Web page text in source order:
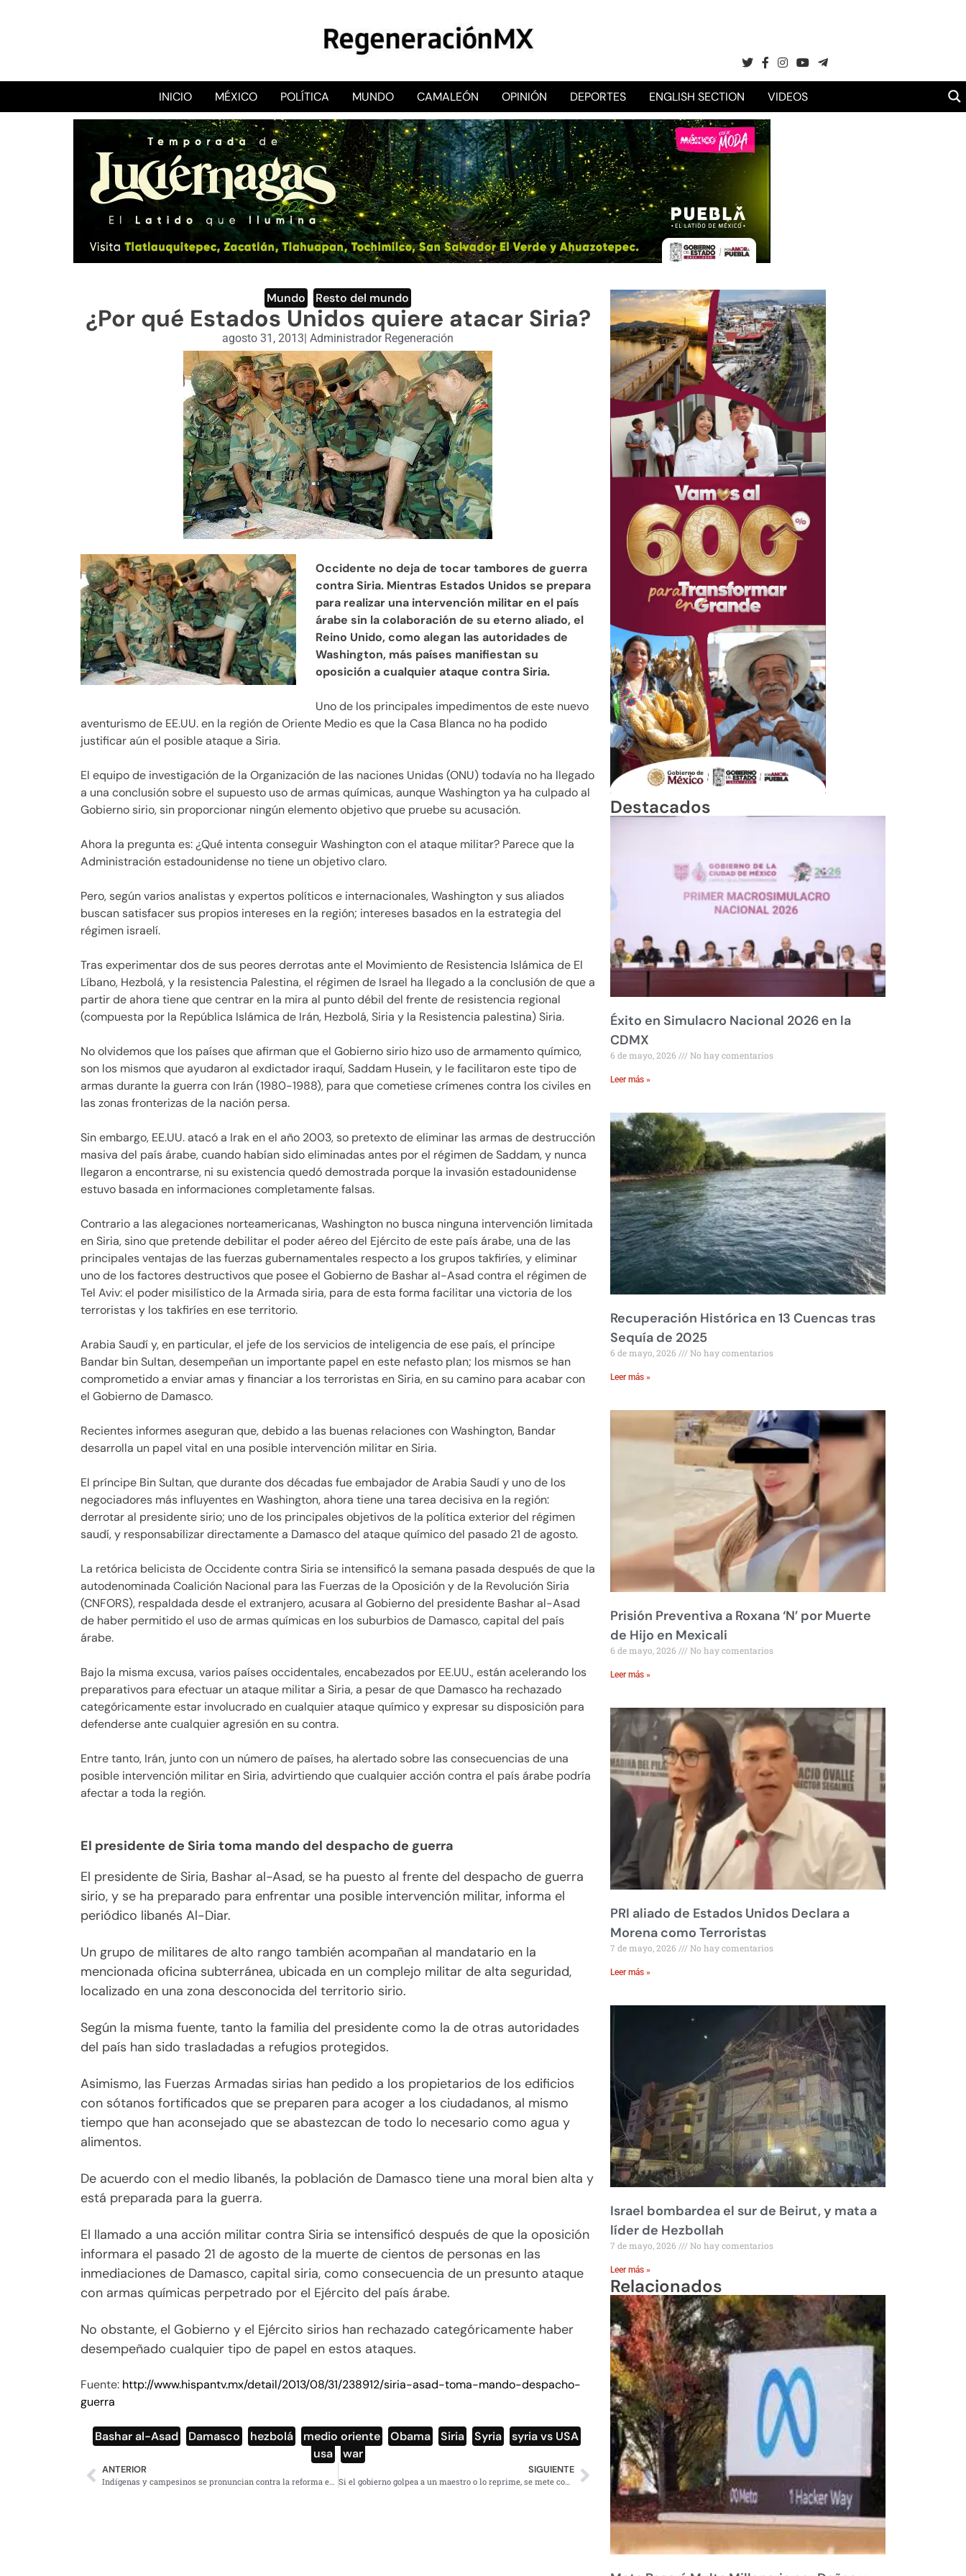
RegeneraciónMX
Sitio de noticias libre e independiente
INICIO MÉXICO POLÍTICA MUNDO CAMALEÓN OPINIÓN DEPORTES ENGLISH SECTION VIDEOS
Mundo Resto del mundo
¿Por qué Estados Unidos quiere atacar Siria?
agosto 31, 2013 Administrador Regeneración
Occidente no deja de tocar tambores de guerra
contra Siria. Mientras Estados Unidos se prepara
para realizar una intervención militar en el país
árabe sin la colaboración de su eterno aliado, el
Reino Unido, como alegan las autoridades de
Washington, más países manifiestan su
oposición a cualquier ataque contra Siria.
Uno de los principales impedimentos de este nuevo
aventurismo de EE.UU. en la región de Oriente Medio es que la Casa Blanca no ha podido
justificar aún el posible ataque a Siria.
El equipo de investigación de la Organización de las naciones Unidas (ONU) todavía no ha llegado
a una conclusión sobre el supuesto uso de armas químicas, aunque Washington ya ha culpado al
Gobierno sirio, sin proporcionar ningún elemento objetivo que pruebe su acusación.
Ahora la pregunta es: ¿Qué intenta conseguir Washington con el ataque militar? Parece que la
Administración estadounidense no tiene un objetivo claro.
Pero, según varios analistas y expertos políticos e internacionales, Washington y sus aliados
buscan satisfacer sus propios intereses en la región; intereses basados en la estrategia del
régimen israelí.
Tras experimentar dos de sus peores derrotas ante el Movimiento de Resistencia Islámica de El
Líbano, Hezbolá, y la resistencia Palestina, el régimen de Israel ha llegado a la conclusión de que a
partir de ahora tiene que centrar en la mira al punto débil del frente de resistencia regional
(compuesta por la República Islámica de Irán, Hezbolá, Siria y la Resistencia palestina) Siria.
No olvidemos que los países que afirman que el Gobierno sirio hizo uso de armamento químico,
son los mismos que ayudaron al exdictador iraquí, Saddam Husein, y le facilitaron este tipo de
armas durante la guerra con Irán (1980-1988), para que cometiese crímenes contra los civiles en
las zonas fronterizas de la nación persa.
Sin embargo, EE.UU. atacó a Irak en el año 2003, so pretexto de eliminar las armas de destrucción
masiva del país árabe, cuando habían sido eliminadas antes por el régimen de Saddam, y nunca
llegaron a encontrarse, ni su existencia quedó demostrada porque la invasión estadounidense
estuvo basada en informaciones completamente falsas.
Contrario a las alegaciones norteamericanas, Washington no busca ninguna intervención limitada
en Siria, sino que pretende debilitar el poder aéreo del Ejército de este país árabe, una de las
principales ventajas de las fuerzas gubernamentales respecto a los grupos takfiríes, y eliminar
uno de los factores destructivos que posee el Gobierno de Bashar al-Asad contra el régimen de
Tel Aviv: el poder misilístico de la Armada siria, para de esta forma facilitar una victoria de los
terroristas y los takfiríes en ese territorio.
Arabia Saudí y, en particular, el jefe de los servicios de inteligencia de ese país, el príncipe
Bandar bin Sultan, desempeñan un importante papel en este nefasto plan; los mismos se han
comprometido a enviar amas y financiar a los terroristas en Siria, en su camino para acabar con
el Gobierno de Damasco.
Recientes informes aseguran que, debido a las buenas relaciones con Washington, Bandar
desarrolla un papel vital en una posible intervención militar en Siria.
El príncipe Bin Sultan, que durante dos décadas fue embajador de Arabia Saudí y uno de los
negociadores más influyentes en Washington, ahora tiene una tarea decisiva en la región:
derrotar al presidente sirio; uno de los principales objetivos de la política exterior del régimen
saudí, y responsabilizar directamente a Damasco del ataque químico del pasado 21 de agosto.
La retórica belicista de Occidente contra Siria se intensificó la semana pasada después de que la
autodenominada Coalición Nacional para las Fuerzas de la Oposición y de la Revolución Siria
(CNFORS), respaldada desde el extranjero, acusara al Gobierno del presidente Bashar al-Asad
de haber permitido el uso de armas químicas en los suburbios de Damasco, capital del país
árabe.
Bajo la misma excusa, varios países occidentales, encabezados por EE.UU., están acelerando los
preparativos para efectuar un ataque militar a Siria, a pesar de que Damasco ha rechazado
categóricamente estar involucrado en cualquier ataque químico y expresar su disposición para
defenderse ante cualquier agresión en su contra.
Entre tanto, Irán, junto con un número de países, ha alertado sobre las consecuencias de una
posible intervención militar en Siria, advirtiendo que cualquier acción contra el país árabe podría
afectar a toda la región.
El presidente de Siria toma mando del despacho de guerra
El presidente de Siria, Bashar al-Asad, se ha puesto al frente del despacho de guerra
sirio, y se ha preparado para enfrentar una posible intervención militar, informa el
periódico libanés Al-Diar.
Un grupo de militares de alto rango también acompañan al mandatario en la
mencionada oficina subterránea, ubicada en un complejo militar de alta seguridad,
localizado en una zona desconocida del territorio sirio.
Según la misma fuente, tanto la familia del presidente como la de otras autoridades
del país han sido trasladadas a refugios protegidos.
Asimismo, las Fuerzas Armadas sirias han pedido a los propietarios de los edificios
con sótanos fortificados que se preparen para acoger a los ciudadanos, al mismo
tiempo que han aconsejado que se abastezcan de todo lo necesario como agua y
alimentos.
De acuerdo con el medio libanés, la población de Damasco tiene una moral bien alta y
está preparada para la guerra.
El llamado a una acción militar contra Siria se intensificó después de que la oposición
informara el pasado 21 de agosto de la muerte de cientos de personas en las
inmediaciones de Damasco, capital siria, como consecuencia de un presunto ataque
con armas químicas perpetrado por el Ejército del país árabe.
No obstante, el Gobierno y el Ejército sirios han rechazado categóricamente haber
desempeñado cualquier tipo de papel en estos ataques.
Fuente: http://www.hispantv.mx/detail/2013/08/31/238912/siria-asad-toma-mando-despacho-
guerra
Bashar al-Asad Damasco hezbolá medio oriente Obama Siria Syria syria vs USA
usa
war
ANTERIOR
Indígenas y campesinos se pronuncian contra la reforma energética
SIGUIENTE
Si el gobierno golpea a un maestro o lo reprime, se mete con todo Oaxaca
Destacados
Éxito en Simulacro Nacional 2026 en la
CDMX
6 de mayo, 2026 No hay comentarios
Leer más »
Recuperación Histórica en 13 Cuencas tras
Sequía de 2025
6 de mayo, 2026 No hay comentarios
Leer más »
Prisión Preventiva a Roxana ‘N’ por Muerte
de Hijo en Mexicali
6 de mayo, 2026 No hay comentarios
Leer más »
PRI aliado de Estados Unidos Declara a
Morena como Terroristas
7 de mayo, 2026 No hay comentarios
Leer más »
Israel bombardea el sur de Beirut, y mata a
líder de Hezbollah
7 de mayo, 2026 No hay comentarios
Leer más »
Relacionados